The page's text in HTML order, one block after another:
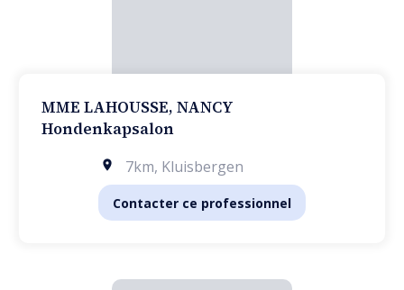
MME LAHOUSSE, NANCY
Hondenkapsalon
7km, Kluisbergen
Contacter ce professionnel